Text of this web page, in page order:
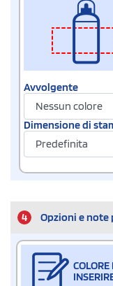
Avvolgente
Dimensione di
4 Opzioni e note